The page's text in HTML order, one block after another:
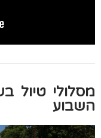
מסלולי טיול
השבוע